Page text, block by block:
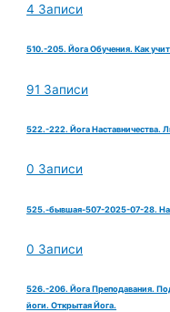
4 Записи
510.-205. Йога Обучения. Как
91 Записи
522.-222. Йога Наставничества.
0 Записи
525.-бывшая-507-2025-07-28.
0 Записи
526.-206. Йога Преподавания.
йоги. Открытая Йога.